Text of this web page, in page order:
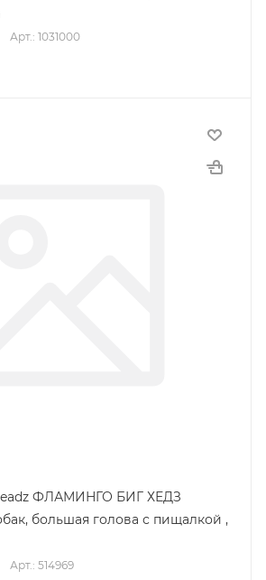
Арт.: 1031000
ФЛАМИНГО БИГ ХЕДЗ
большая голова с пищалкой ,
Арт.: 514969